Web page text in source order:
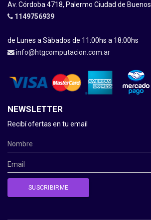
Av. Córdoba 4718, Palermo Ciudad de
1149756939
de Lunes a Sàbados de 11:00hs a 18:00hs
info@htgcomputacion.com.ar
NEWSLETTER
Recibí ofertas en tu email